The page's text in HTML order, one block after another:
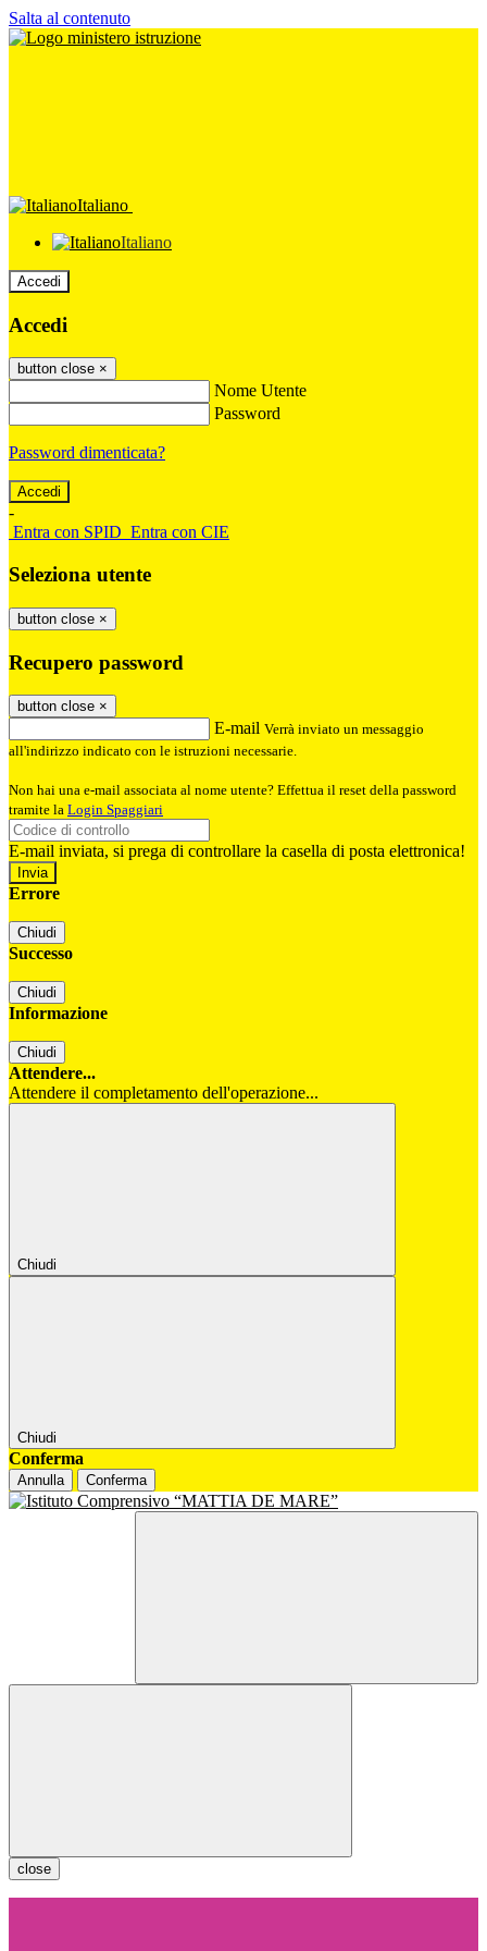
Salta al contenuto
Italiano
Italiano
Accedi
Accedi
button close ×
Nome Utente
Password
Password dimenticata?
-
Entra con SPID Entra con CIE
Seleziona utente
button close ×
Recupero password
button close ×
E-mail Verrà inviato un messaggio
all'indirizzo indicato con le istruzioni necessarie.
Non hai una e-mail associata al nome utente? Effettua il reset della password
tramite la Login Spaggiari
E-mail inviata, si prega di controllare la casella di posta elettronica!
Errore
Chiudi
Successo
Chiudi
Informazione
Chiudi
Attendere...
Attendere il completamento dell'operazione...
Chiudi
Chiudi
Conferma
Annulla Conferma
close